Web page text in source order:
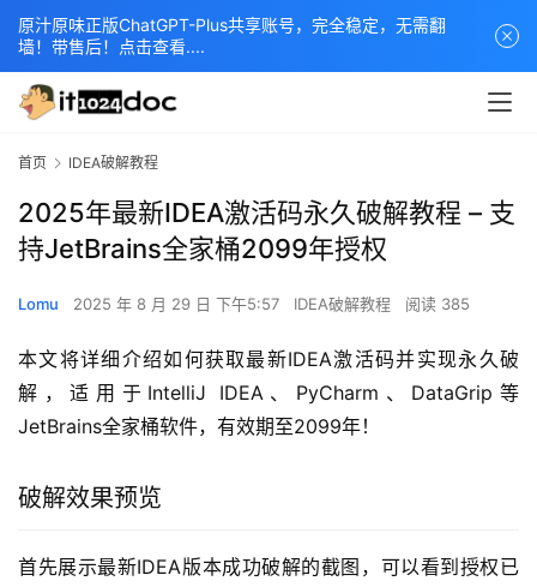
首页 IDEA破解教程
2025年最新IDEA激活码永久破解教程 – 支
持JetBrains全家桶2099年授权
Lomu 2025 年 8 月 29 日 下午5:57 IDEA破解教程 阅读 385
本文将详细介绍如何获取最新IDEA激活码并实现永久破
解，适用于IntelliJ IDEA、PyCharm、DataGrip等
JetBrains全家桶软件，有效期至2099年！
破解效果预览
首先展示最新IDEA版本成功破解的截图，可以看到授权已
原汁原味正版ChatGPT-Plus共享账号，完全稳定，无需翻
墙！带售后！点击查看....